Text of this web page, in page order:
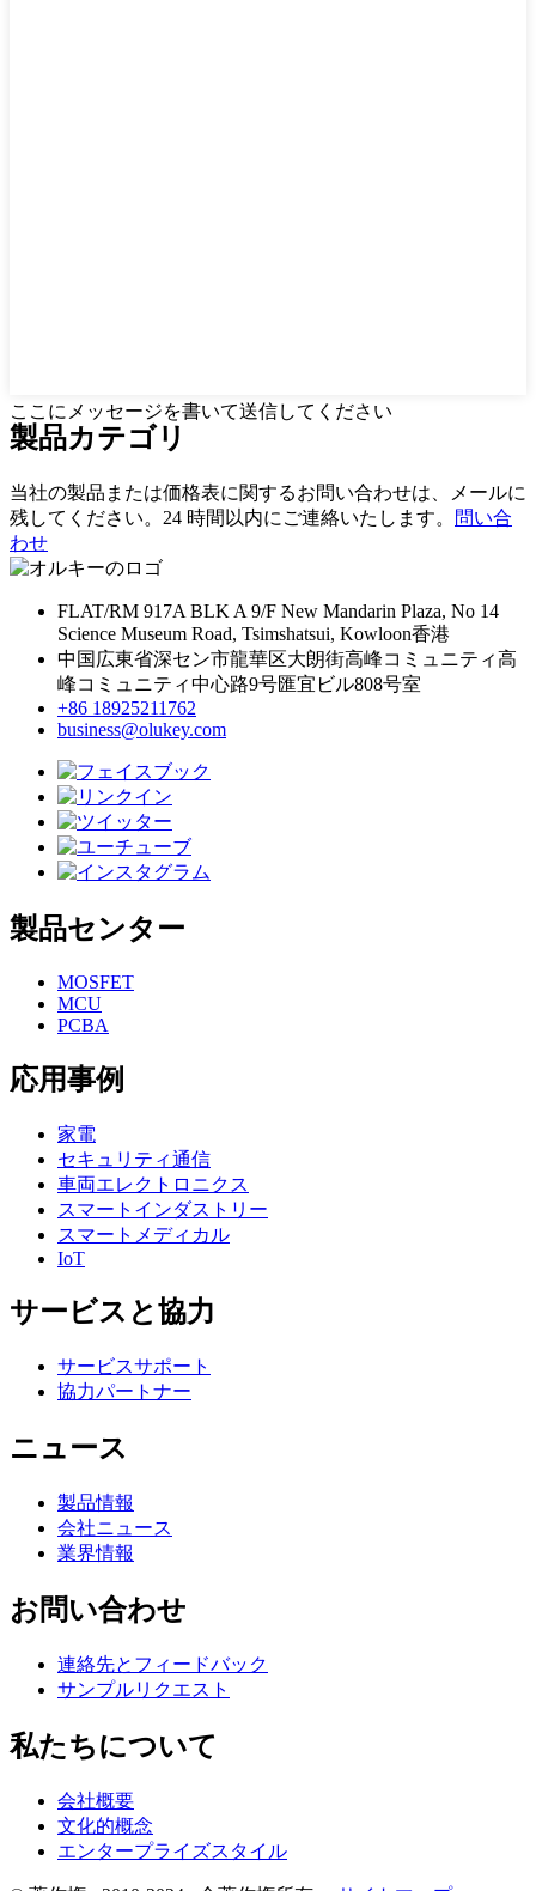
ここにメッセージを書いて送信してください
製品カテゴリ
当社の製品または価格表に関するお問い合わせは、メールに
残してください。24 時間以内にご連絡いたします。
問い合
わせ
FLAT/RM 917A BLK A 9/F New Mandarin Plaza, No 14
Science Museum Road, Tsimshatsui, Kowloon香港
中国広東省深セン市龍華区大朗街高峰コミュニティ高
峰コミュニティ中心路9号匯宜ビル808号室
+86 18925211762
business@olukey.com
製品センター
MOSFET
MCU
PCBA
応用事例
家電
セキュリティ通信
車両エレクトロニクス
スマートインダストリー
スマートメディカル
IoT
サービスと協力
サービスサポート
協力パートナー
ニュース
製品情報
会社ニュース
業界情報
お問い合わせ
連絡先とフィードバック
サンプルリクエスト
私たちについて
会社概要
文化的概念
エンタープライズスタイル